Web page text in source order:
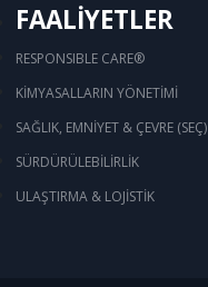
FAALİYETLER
RESPONSIBLE CARE®
KİMYASALLARIN YÖNETİMİ
SAĞLIK, EMNİYET & ÇEVRE (SEÇ)
SÜRDÜRÜLEBİLİRLİK
ULAŞTIRMA & LOJİSTİK